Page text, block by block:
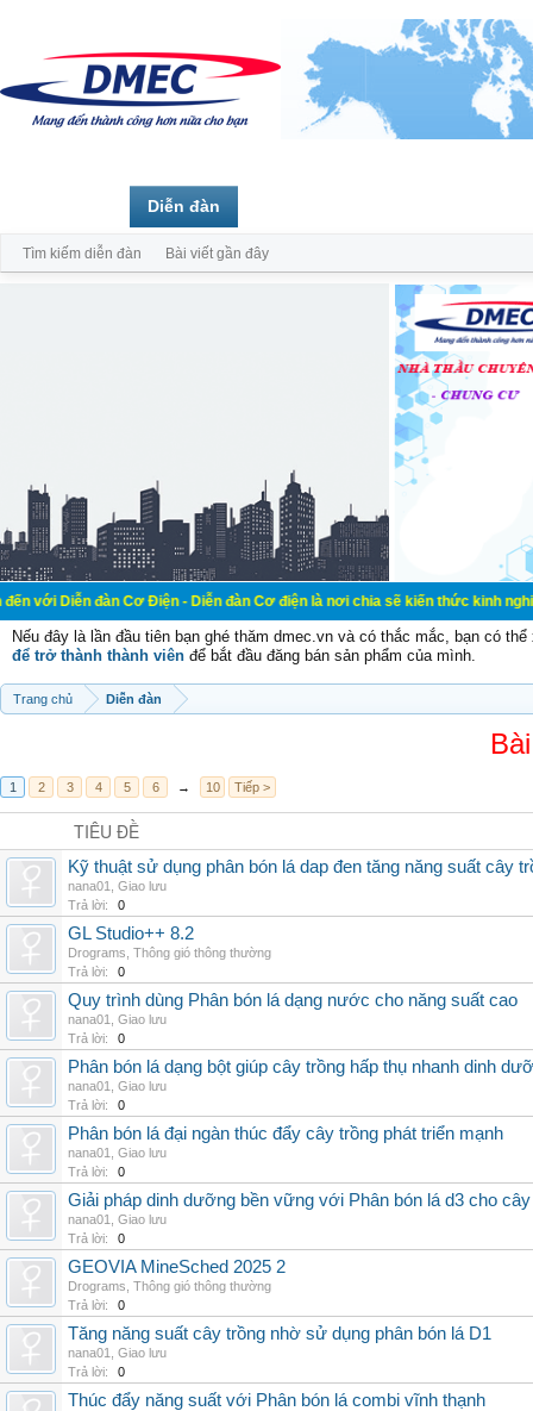
đàn Cơ Điện - Diễn đàn Cơ điện là nơi chia sẽ kiến thức kinh nghiệm
Nếu đây là lần đầu tiên bạn ghé thăm dmec.vn và có thắc mắc, bạn có
để trở thành thành viên để bắt đầu đăng bán sản phẩm của mình.
Trang chủ Diễn đàn
1 2 3 4 5 6 → 10 Tiếp >
TIÊU ĐỀ
Kỹ thuật sử dụng phân bón lá dap đen tăng năng suất cây
nana01
Giao lưu
Trả lời:
0
GL Studio++ 8.2
Drograms Thông gió thông thường
Trả lời:
0
Quy trình dùng Phân bón lá dạng nước cho năng suất cao
nana01
Giao lưu
Trả lời:
0
Phân bón lá dạng bột giúp cây trồng hấp thụ nhanh dinh
nana01
Giao lưu
Trả lời:
0
Phân bón lá đại ngàn thúc đẩy cây trồng phát triển mạnh
nana01
Giao lưu
Trả lời:
0
Giải pháp dinh dưỡng bền vững với Phân bón lá d3 cho cây
nana01
Giao lưu
Trả lời:
0
GEOVIA MineSched 2025 2
Drograms Thông gió thông thường
Trả lời:
0
Tăng năng suất cây trồng nhờ sử dụng phân bón lá D1
nana01
Giao lưu
Trả lời:
0
Thúc đẩy năng suất với Phân bón lá combi vĩnh thạnh
Diễn đàn
Tìm kiếm diễn đàn Bài viết gần đây